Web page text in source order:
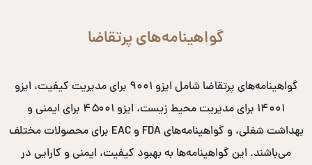
گواهینامه‌های پرتقاضا
گواهینامه‌های پرتقاضا شامل ایزو ۹۰۰۱ برای مدیریت کیفیت، ایزو
۱۴۰۰۱ برای مدیریت محیط زیست، ایزو ۴۵۰۰۱ برای ایمنی و
بهداشت شغلی، و گواهینامه‌های FDA و EAC برای محصولات مختلف
می‌باشند. این گواهینامه‌ها به بهبود کیفیت، ایمنی و کارایی در